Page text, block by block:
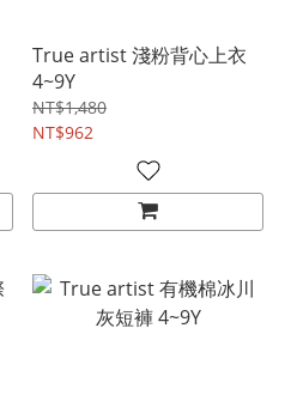
True artist 淺粉背心上衣
4~9Y
NT$1,480
NT$962